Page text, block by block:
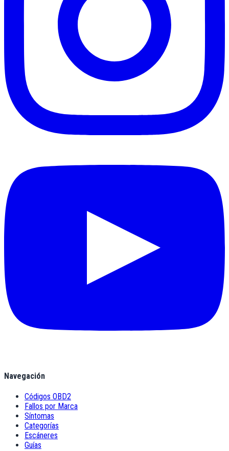
Navegación
Códigos OBD2
Fallos por Marca
Síntomas
Categorías
Escáneres
Guías